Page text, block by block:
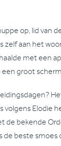
op, lid van
zelf aan het
met een
een groot
volgens Elodie
de bekende
de beste